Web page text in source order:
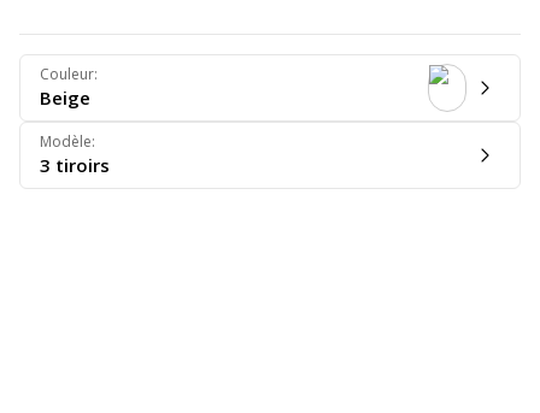
Couleur:
Beige
Modèle:
3 tiroirs